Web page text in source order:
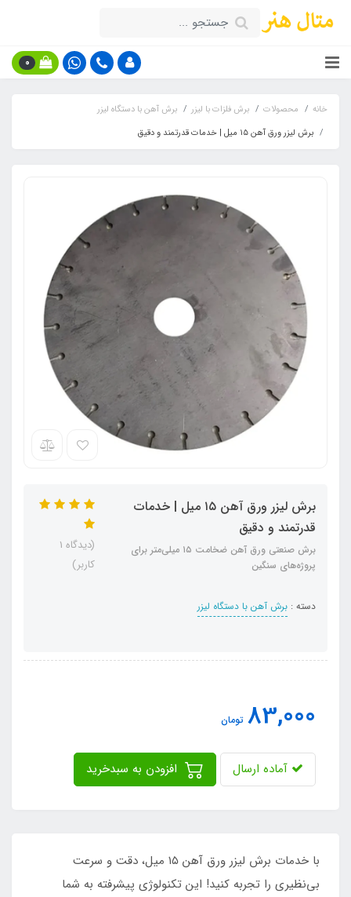
0
خانه محصولات برش فلزات با لیزر
برش آهن با دستگاه لیزر
برش لیزر ورق آهن ۱۵ میل | خدمات قدرتمند و دقیق
برش لیزر ورق آهن ۱۵ میل | خدمات
قدرتمند و دقیق
برش صنعتی ورق آهن ضخامت ۱۵ میلی‌متر برای
پروژه‌های سنگین
دسته : برش آهن با دستگاه لیزر
(دیدگاه 1
کاربر)
83,000 تومان
آماده ارسال
با خدمات برش لیزر ورق آهن ۱۵ میل، دقت و سرعت
بی‌نظیری را تجربه کنید! این تکنولوژی پیشرفته به شما